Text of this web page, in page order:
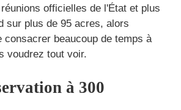
officielles de l'État et plus
sur plus de 95 acres, alors
consacrer beaucoup de temps à
voudrez tout voir.
à 300